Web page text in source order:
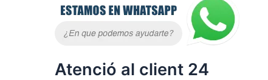
Atenció al client 24